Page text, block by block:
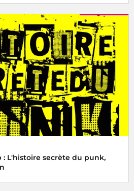
: L'histoire secrète du punk,